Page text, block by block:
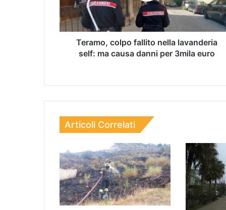
Teramo, colpo fallito nella lavanderia
self: ma causa danni per 3mila euro
Articoli Correlati